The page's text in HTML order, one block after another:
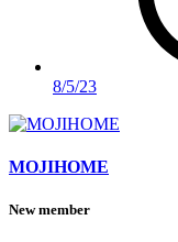
8/5/23
MOJIHOME
New member